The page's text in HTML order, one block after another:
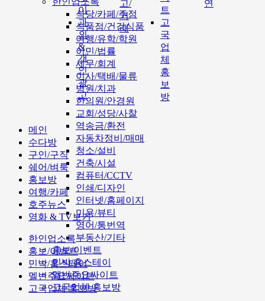
식당/카페/주점
식품점/건강식품
여행/유학/학원
이민/법률
세무/회계
이사/택배/물류
병원/치과
한의원/안경원
교회/성당/사찰
역송금/환전
자동차정비/매매
청소/설비
건축/시설
컴퓨터/CCTV
인쇄/디자인
인터넷/홈페이지
미용/뷰티
영어/통번역
부동산/기타
홍보/이벤트
민박/홈스테이
멜번주요싸이트
고국업체 홍보방
이
과
외
&
개
인
광
고
고/
거
래
트
고
국
업
체
홍
보
방
연
메인
수다방
구인/구직
쉐어/벼룩
홍보방
여행/카페
호주뉴스
영화 & TV보기
한인업소록
홍보/이벤트
민박/홈스테이
멜번주요싸이트
고국업체 홍보방